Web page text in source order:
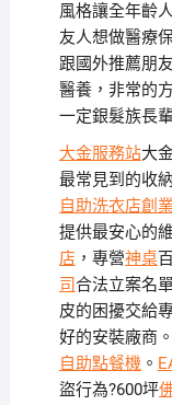
風格讓全年齡
友人想做醫療
跟國外推薦朋
醫養，非常的
一定銀髮族長
大金服務站大
最常見到的收
自助洗衣店創業
提供最安心的
店，專營神桌
司合法立案名
皮的困擾交給
好的安裝廠商。
自助點餐機。
盜行為?600坪